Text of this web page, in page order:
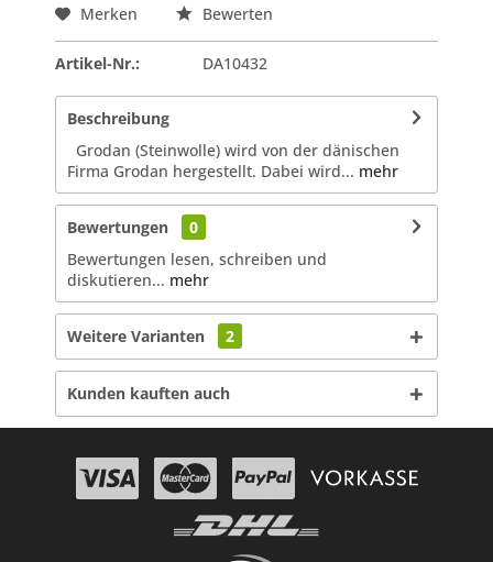
Merken Bewerten
Artikel-Nr.: DA10432
Beschreibung
Grodan (Steinwolle) wird von der dänischen
Firma Grodan hergestellt. Dabei wird... mehr
Bewertungen
0
Bewertungen lesen, schreiben und
diskutieren... mehr
Weitere Varianten 2
Kunden kauften auch